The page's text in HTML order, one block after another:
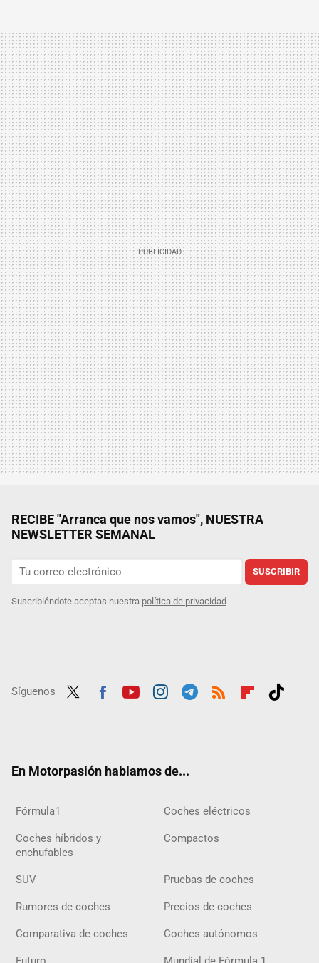
RECIBE "Arranca que nos vamos", NUESTRA
NEWSLETTER SEMANAL
SUSCRIBIR
Suscribiéndote aceptas nuestra política de privacidad
Síguenos
En Motorpasión hablamos de...
Fórmula1 Coches eléctricos
Coches híbridos y
enchufables
Compactos
SUV Pruebas de coches
Rumores de coches Precios de coches
Comparativa de coches Coches autónomos